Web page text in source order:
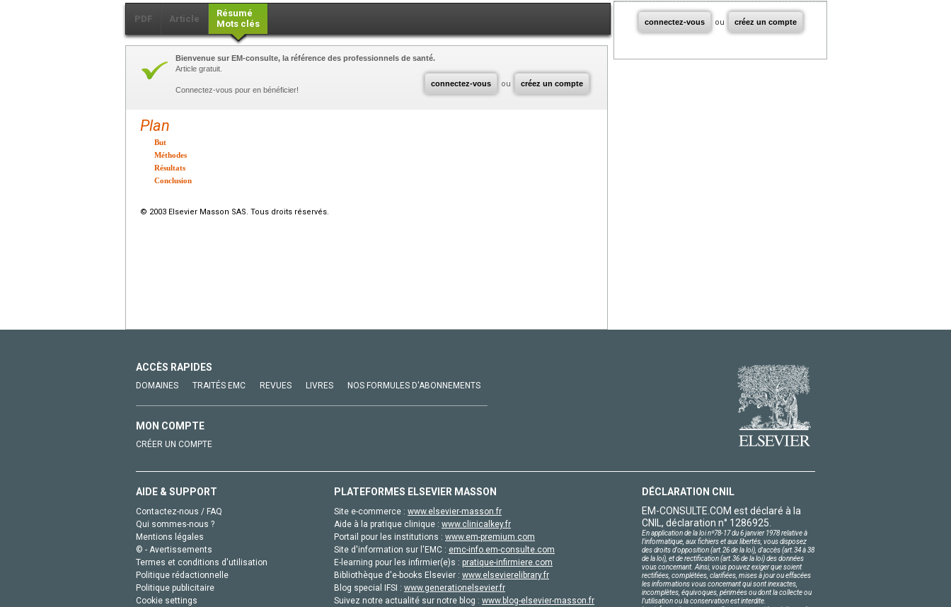
PDF Article
Résumé
Mots clés
connectez-vous ou créez un compte
Bienvenue sur EM-consulte, la référence des professionnels de santé.
Article gratuit.
Connectez-vous pour en bénéficier!
Plan
But
Méthodes
Résultats
Conclusion
© 2003 Elsevier Masson SAS. Tous droits réservés.
connectez-vous ou créez un compte
ACCÈS RAPIDES
DOMAINES TRAITÉS EMC REVUES LIVRES NOS FORMULES D'ABONNEMENTS
MON COMPTE
CRÉER UN COMPTE
AIDE & SUPPORT
Contactez-nous / FAQ
Qui sommes-nous ?
Mentions légales
© - Avertissements
Termes et conditions d'utilisation
Politique rédactionnelle
Politique publicitaire
Cookie settings
PLATEFORMES ELSEVIER MASSON
Site e-commerce : www.elsevier-masson.fr
Aide à la pratique clinique : www.clinicalkey.fr
Portail pour les institutions : www.em-premium.com
Site d'information sur l'EMC : emc-info.em-consulte.com
E-learning pour les infirmier(e)s : pratique-infirmiere.com
Bibliothèque d'e-books Elsevier : www.elsevierelibrary.fr
Blog special IFSI : www.generationelsevier.fr
Suivez notre actualité sur notre blog : www.blog-elsevier-masson.fr
DÉCLARATION CNIL
EM-CONSULTE.COM est déclaré à la
CNIL, déclaration n° 1286925.
En application de la loi nº78-17 du 6 janvier 1978 relative à
l'informatique, aux fichiers et aux libertés, vous disposez
des droits d'opposition (art.26 de la loi), d'accès (art.34 à 38
de la loi), et de rectification (art.36 de la loi) des données
vous concernant. Ainsi, vous pouvez exiger que soient
rectifiées, complétées, clarifiées, mises à jour ou effacées
les informations vous concernant qui sont inexactes,
incomplètes, équivoques, périmées ou dont la collecte ou
l'utilisation ou la conservation est interdite.